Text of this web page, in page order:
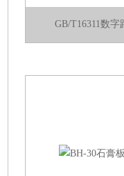
GB/T16311数